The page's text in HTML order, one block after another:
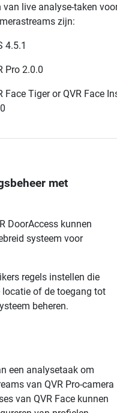
van live analyse-taken voor
zijn:
4.5.1
Pro 2.0.0
Face TigerorQVR Face
met
DoorAccess kunnen
systeem voor
regels instellen die
of de toegang tot
beheren.
een analysetaak om
van QVR Pro-camera
van QVR Face kunnen